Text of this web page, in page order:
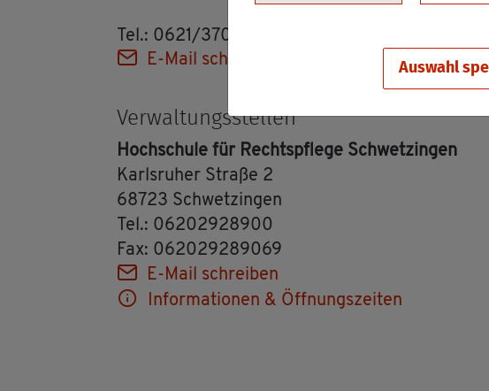
Auswahl
Tel.: 0621/370099-0 (Ver­mitt­lung)
E-Mail schrei­ben
Ver­wal­tungs­stel­len
Hoch­schu­le für Rechts­pfle­ge Schwet­zin­gen
Karls­ru­her Stra­ße 2
68723 Schwet­zin­gen
Tel.: 06202928900
Fax: 062029289069
E-Mail schrei­ben
In­for­ma­tio­nen & Öff­nungs­zei­ten